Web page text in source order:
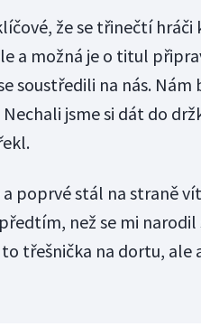
že se třinečtí hráči
a možná je o titul
soustředili na nás. Nám
jsme si dát do
poprvé stál na straně
než se mi narodil
třešnička na dortu, ale